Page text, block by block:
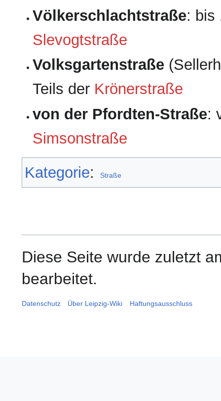
Völkerschlachtstraße: bis
Slevogtstraße
Volksgartenstraße
Teils der Krönerstraße
von der Pfordten-Straße:
Simson­straße
Kategorie: Straße
Diese Seite wurde zuletzt
bearbeitet.
Datenschutz Über Leipzig-Wiki Haftungsausschluss